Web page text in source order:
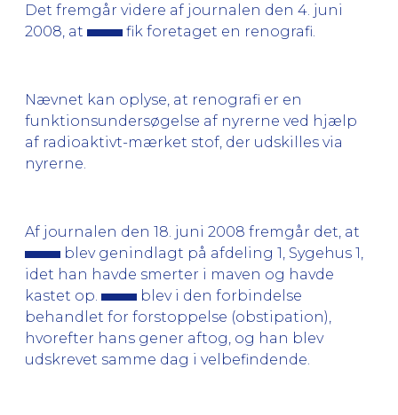
Det fremgår videre af journalen den 4. juni
2008, at
fik foretaget en renografi.
Nævnet kan oplyse, at renografi er en
funktionsundersøgelse af nyrerne ved hjælp
af radioaktivt-mærket stof, der udskilles via
nyrerne.
Af journalen den 18. juni 2008 fremgår det, at
blev genindlagt på afdeling 1, Sygehus 1,
idet han havde smerter i maven og havde
kastet op.
blev i den forbindelse
behandlet for forstoppelse (obstipation),
hvorefter hans gener aftog, og han blev
udskrevet samme dag i velbefindende.